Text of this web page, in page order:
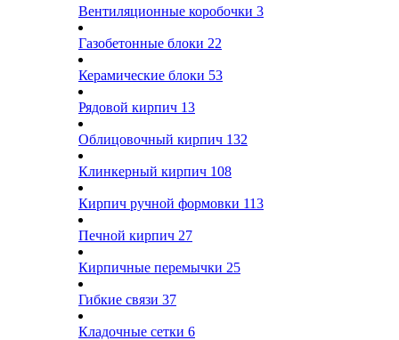
Вентиляционные коробочки 3
Газобетонные блоки 22
Керамические блоки 53
Рядовой кирпич 13
Облицовочный кирпич 132
Клинкерный кирпич 108
Кирпич ручной формовки 113
Печной кирпич 27
Кирпичные перемычки 25
Гибкие связи 37
Кладочные сетки 6